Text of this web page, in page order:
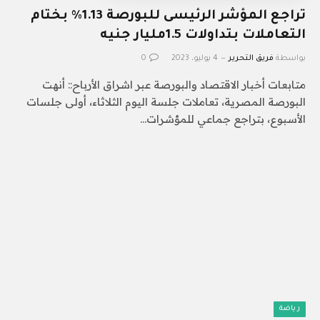
تراجع المؤشر الرئيسى للبورصة 1.13% بختام
التعاملات بتداولات 1.5مليار جنيه
بواسطة فريق التحرير 4 يوليو، 2023 0
متابعات أخبار الاقتصاد والبورصة عبر اشراق الأرباح:: أنهت
البورصة المصرية، تعاملات جلسة اليوم الثلاثاء، أولى جلسات
الأسبوع، بتراجع جماعي للمؤشرات…
رياضة